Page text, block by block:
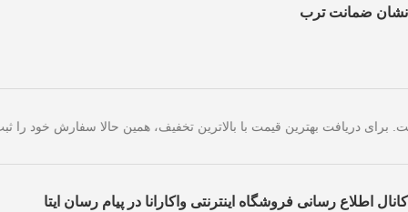
نشان ضمانت ترب
امروز است. برای دریافت بهترین قیمت با بالاترین تخفیف، همین حالا
کانال اطلاع رسانی فروشگاه اینترنتی واکارانا در پیام رسان ایتا